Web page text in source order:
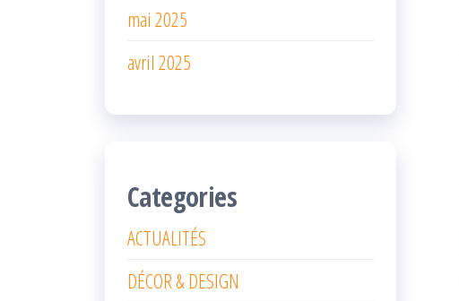
mai 2025
avril 2025
Categories
ACTUALITÉS
DÉCOR & DESIGN